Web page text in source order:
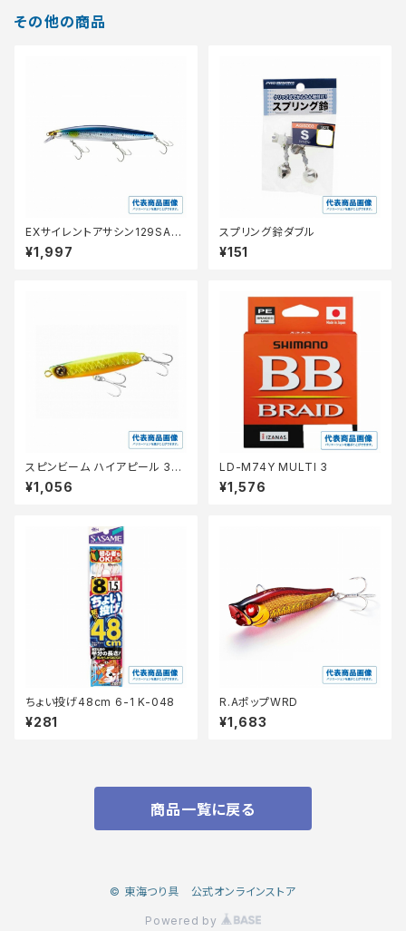
その他の商品
EXサイレントアサシン129SAR
XＭ−229N
¥1,997
スプリング鈴ダブル
¥151
スピンビーム ハイアピール 32
ｇ JG−032V
¥1,056
LD-M74Y MULTI 3
¥1,576
ちょい投げ48cm 6-1 K-048
¥281
R.AポップWRD
¥1,683
商品一覧に戻る
© 東海つり具 公式オンラインストア
Powered by